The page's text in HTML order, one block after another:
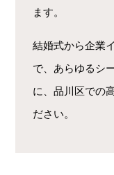
ます。
結婚式から企業
で、あらゆるシ
に、品川区での
ださい。